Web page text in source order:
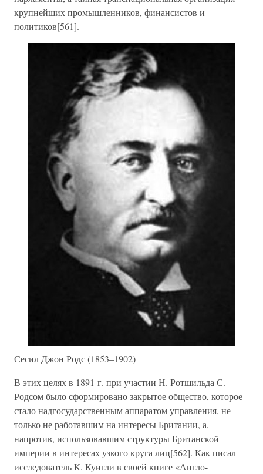
крупнейших промышленников, финансистов и
политиков[561].
Сесил Джон Родс (1853–1902)
В этих целях в 1891 г. при участии Н. Ротшильда С.
Родсом было сформировано закрытое общество, которое
стало надгосударственным аппаратом управления, не
только не работавшим на интересы Британии, а,
напротив, использовавшим структуры Британской
империи в интересах узкого круга лиц[562]. Как писал
исследователь К. Куигли в своей книге «Англо-